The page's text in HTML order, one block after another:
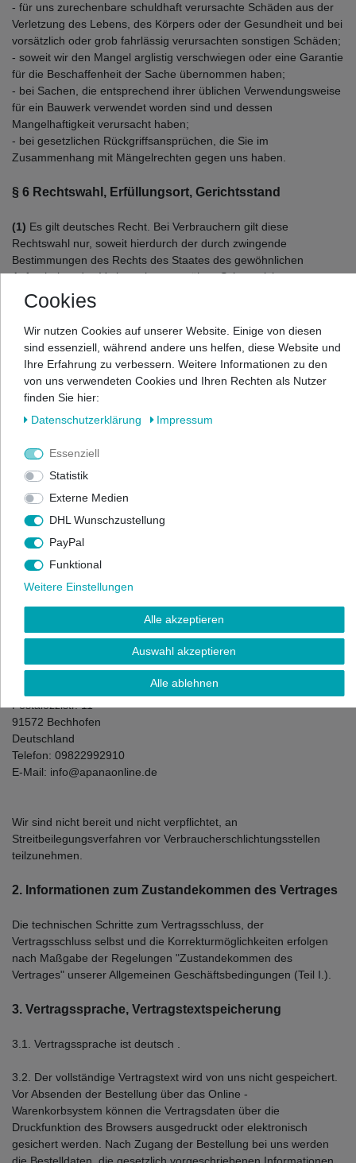
- für uns zurechenbare schuldhaft verursachte Schäden aus der
Verletzung des Lebens, des Körpers oder der Gesundheit und bei
vorsätzlich oder grob fahrlässig verursachten sonstigen Schäden;
- soweit wir den Mangel arglistig verschwiegen oder eine Garantie
für die Beschaffenheit der Sache übernommen haben;
- bei Sachen, die entsprechend ihrer üblichen Verwendungsweise
für ein Bauwerk verwendet worden sind und dessen
Mangelhaftigkeit verursacht haben;
- bei gesetzlichen Rückgriffsansprüchen, die Sie im
Zusammenhang mit Mängelrechten gegen uns haben.
§ 6 Rechtswahl, Erfüllungsort, Gerichtsstand
(1) Es gilt deutsches Recht. Bei Verbrauchern gilt diese
Rechtswahl nur, soweit hierdurch der durch zwingende
Bestimmungen des Rechts des Staates des gewöhnlichen
Aufenthaltes des Verbrauchers gewährte Schutz nicht entzogen
wird (Günstigkeitsprinzip).
(2)Erfüllungsort für alle Leistungen aus den mit uns bestehenden
Geschäftsbeziehungen sowie Gerichtsstand ist unser Sitz, soweit
Sie nicht Verbraucher, sondern Kaufmann, juristische Person des
öffentlichen Rechts oder öffentlich-rechtliches Sondervermögen
sind. Dasselbe gilt, wenn Sie keinen allgemeinen Gerichtsstand in
gewöhnliche Aufenthalt im Zeitpunkt der Klageerhebung nicht
gesetzlichen Gerichtsstand anzurufen, bleibt hiervon unberührt.
(3)Die Bestimmungen des UN-Kaufrechts finden ausdrücklich
II. Kundeninformationen
1. Identität des Verkäufers
Pestalozzistr. 11
91572 Bechhofen
Deutschland
Telefon: 09822992910
E-Mail: info@apanaonline.de
Wir sind nicht bereit und nicht verpflichtet, an
Streitbeilegungsverfahren vor Verbraucherschlichtungsstellen
teilzunehmen.
2. Informationen zum Zustandekommen des Vertrages
Die technischen Schritte zum Vertragsschluss, der
Vertragsschluss selbst und die Korrekturmöglichkeiten erfolgen
nach Maßgabe der Regelungen "Zustandekommen des
Vertrages" unserer Allgemeinen Geschäftsbedingungen (Teil I.).
3. Vertragssprache, Vertragstextspeicherung
3.1. Vertragssprache ist deutsch
3.2. Der vollständige Vertragstext wird von uns nicht gespeichert.
Vor Absenden der Bestellung über das Online -
Warenkorbsystem können die Vertragsdaten über die
Druckfunktion des Browsers ausgedruckt oder elektronisch
gesichert werden. Nach Zugang der Bestellung bei uns werden
Cookies
Wir nutzen Cookies auf unserer Website. Einige von diesen
sind essenziell, während andere uns helfen, diese Website und
Ihre Erfahrung zu verbessern. Weitere Informationen zu den
von uns verwendeten Cookies und Ihren Rechten als Nutzer
finden Sie hier:
Daten­schutz­erklärung
Impressum
Essenziell
Statistik
Externe Medien
DHL Wunschzustellung
PayPal
Funktional
Weitere Einstellungen
Alle akzeptieren
Auswahl akzeptieren
Alle ablehnen